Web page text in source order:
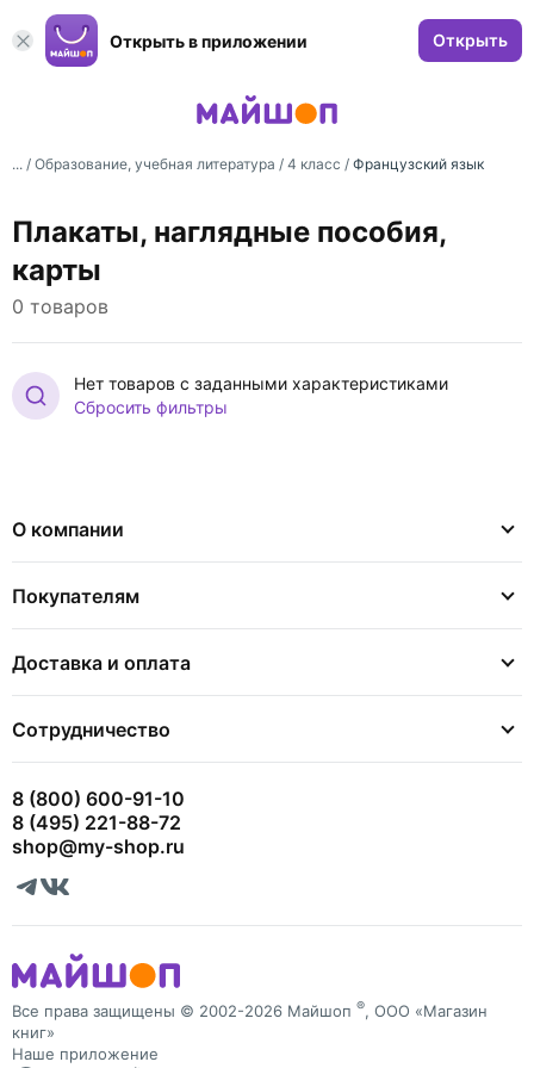
Открыть в приложении Открыть
... / Образование, учебная литература / 4 класс / Французский язык
Плакаты, наглядные пособия,
карты
0 товаров
Нет товаров с заданными характеристиками
Сбросить фильтры
О компании
Покупателям
Доставка и оплата
Сотрудничество
8 (800) 600-91-10
8 (495) 221-88-72
shop@my-shop.ru
Все права защищены © 2002-2026 Майшоп ®, ООО «Магазин
книг»
Наше приложение